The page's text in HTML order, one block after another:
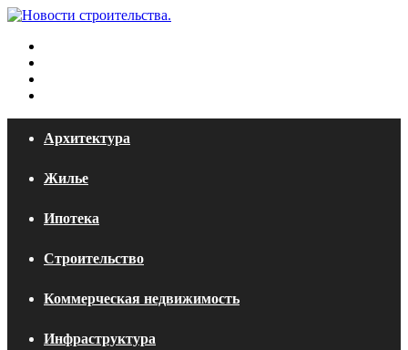
Архитектура
Жилье
Ипотека
Строительство
Коммерческая недвижимость
Инфраструктура